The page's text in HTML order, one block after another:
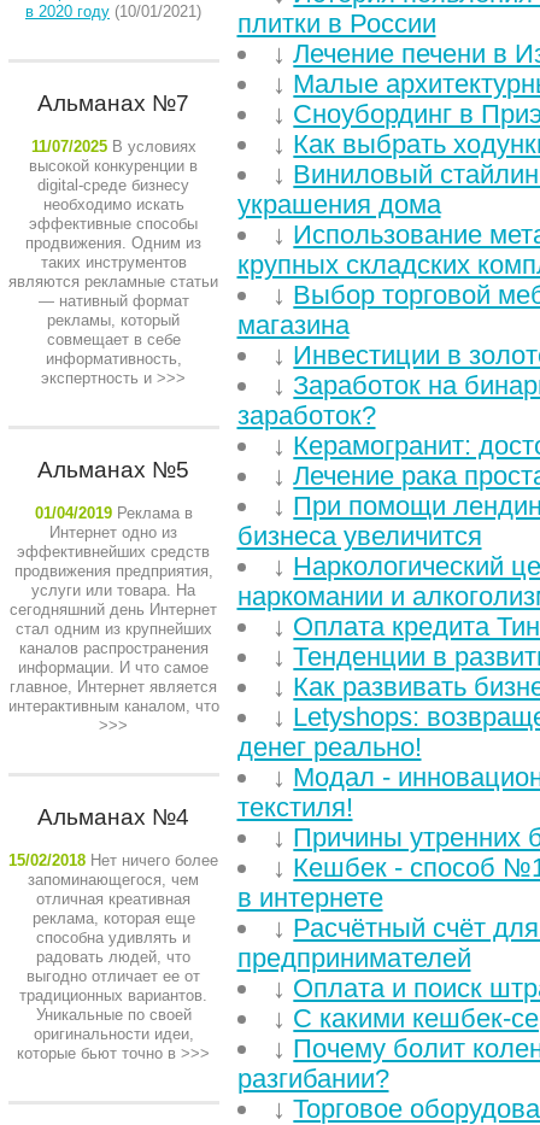
в 2020 году (10/01/2021)
Альманах №7
11/07/2025 В условиях
высокой конкуренции в
digital-среде бизнесу
необходимо искать
эффективные способы
продвижения. Одним из
таких инструментов
являются рекламные статьи
— нативный формат
рекламы, который
совмещает в себе
информативность,
экспертность и >>>
Альманах №5
01/04/2019 Реклама в
Интернет одно из
эффективнейших средств
продвижения предприятия,
услуги или товара. На
сегодняшний день Интернет
стал одним из крупнейших
каналов распространения
информации. И что самое
главное, Интернет является
интерактивным каналом, что
>>>
Альманах №4
15/02/2018 Нет ничего более
запоминающегося, чем
отличная креативная
реклама, которая еще
способна удивлять и
радовать людей, что
выгодно отличает ее от
традиционных вариантов.
Уникальные по своей
оригинальности идеи,
которые бьют точно в >>>
плитки в России
↓Лечение печени в
↓ Малые
↓ Сноубординг в
↓ Как выбрать
↓ Виниловый
украшения дома
↓ Использование
крупных складских
↓ Выбор торговой
магазина
↓ Инвестиции в
↓ Заработок на
заработок?
↓ Керамогранит:
↓Лечение рака
↓ При помощи
бизнеса увеличится
↓ Наркологический
наркомании и
↓ Оплата кредита
↓Тенденции в
↓ Как развивать
↓ Letyshops:
денег реально!
↓ Модал -
текстиля!
↓ Причины утренних
↓ Кешбек - способ
в интернете
↓ Расчётный счёт
предпринимателей
↓ Оплата и поиск
↓ С какими кешбек-
↓ Почему болит
разгибании?
↓Торговое